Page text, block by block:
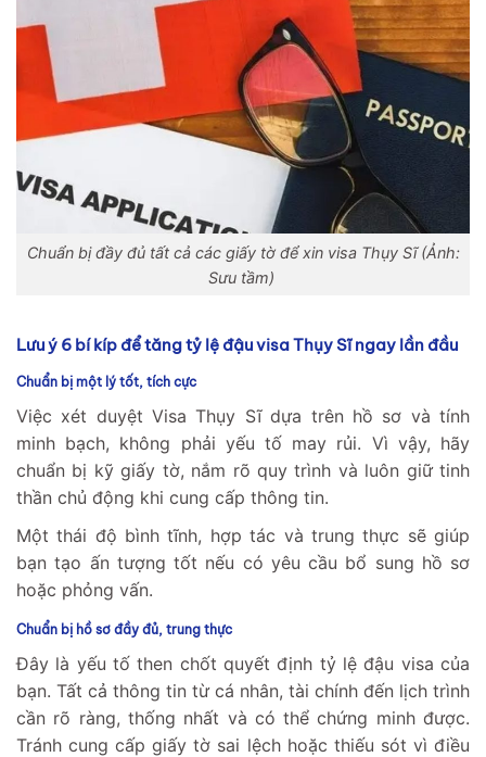
Chuẩn bị đầy đủ tất cả các giấy tờ để xin visa Thụy Sĩ (Ảnh:
Sưu tầm)
Lưu ý 6 bí kíp để tăng tỷ lệ đậu visa Thụy Sĩ ngay lần đầu
Chuẩn bị một lý tốt, tích cực
Việc xét duyệt Visa Thụy Sĩ dựa trên hồ sơ và tính
minh bạch, không phải yếu tố may rủi. Vì vậy, hãy
chuẩn bị kỹ giấy tờ, nắm rõ quy trình và luôn giữ tinh
thần chủ động khi cung cấp thông tin.
Một thái độ bình tĩnh, hợp tác và trung thực sẽ giúp
bạn tạo ấn tượng tốt nếu có yêu cầu bổ sung hồ sơ
hoặc phỏng vấn.
Chuẩn bị hồ sơ đầy đủ, trung thực
Đây là yếu tố then chốt quyết định tỷ lệ đậu visa của
bạn. Tất cả thông tin từ cá nhân, tài chính đến lịch trình
cần rõ ràng, thống nhất và có thể chứng minh được.
Tránh cung cấp giấy tờ sai lệch hoặc thiếu sót vì điều